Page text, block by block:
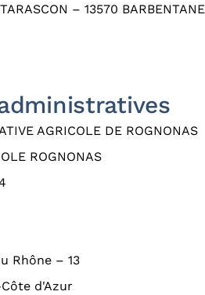
– 13570 BARBENTANE
AGRICOLE DE ROGNONAS
ROGNONAS
Rhône – 13
d'Azur